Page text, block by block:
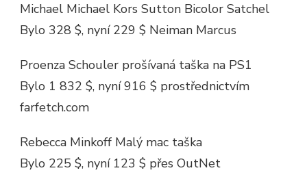
Michael Michael Kors Sutton Bicolor Satchel
Bylo 328 $, nyní 229 $ Neiman Marcus
Proenza Schouler prošívaná taška na PS1
Bylo 1 832 $, nyní 916 $ prostřednictvím
farfetch.com
Rebecca Minkoff Malý mac taška
Bylo 225 $, nyní 123 $ přes OutNet